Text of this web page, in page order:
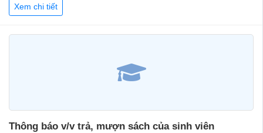
Xem chi tiết
Thông báo v/v trả, mượn sách của sinh viên